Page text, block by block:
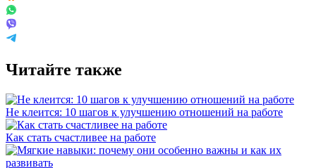
Читайте также
Не клеится: 10 шагов к улучшению отношений на работе
Как стать счастливее на работе